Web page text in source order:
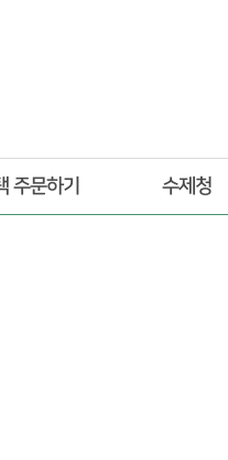
주문하기 수제청